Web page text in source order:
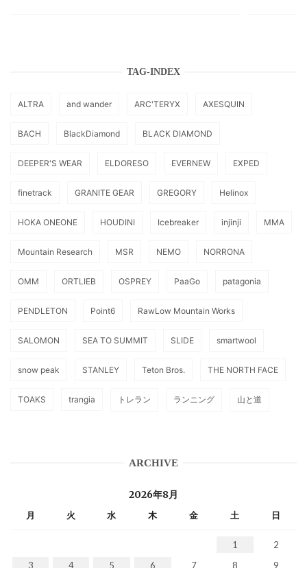
TAG-INDEX
ALTRA and wander ARC'TERYX AXESQUIN
BACH BlackDiamond BLACK DIAMOND
DEEPER'S WEAR ELDORESO EVERNEW EXPED
finetrack GRANITE GEAR GREGORY Helinox
HOKA ONEONE HOUDINI Icebreaker injinji MMA
Mountain Research MSR NEMO NORRONA
OMM ORTLIEB OSPREY PaaGo patagonia
PENDLETON Point6 RawLow Mountain Works
SALOMON SEA TO SUMMIT SLIDE smartwool
snow peak STANLEY Teton Bros. THE NORTH FACE
TOAKS trangia トレラン ランニング 山と道
ARCHIVE
2026年8月
月 火 水 木 金 土 日
1
2
3
4 5 6 7 8 9